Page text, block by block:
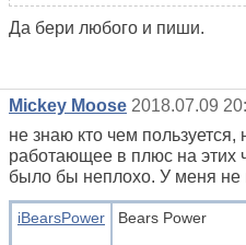
Да бери любого и пиши.
Mickey Moose 2018.07.09
не знаю кто чем пользуется,
работающее в плюс на этих
было бы неплохо. У меня
iBearsPower Bears Power